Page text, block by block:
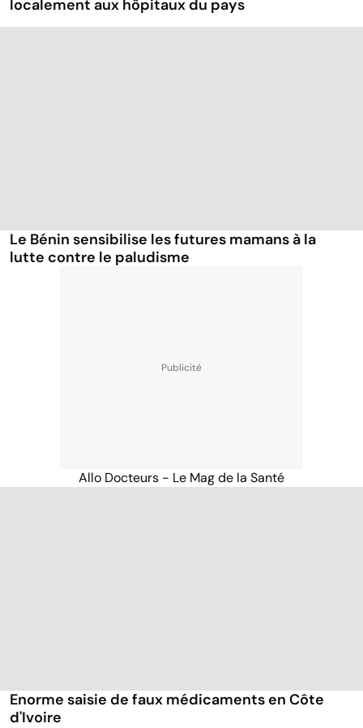
localement aux hôpitaux du pays
Le Bénin sensibilise les futures mamans à la
lutte contre le paludisme
Allo Docteurs - Le Mag de la Santé
Enorme saisie de faux médicaments en Côte
d'Ivoire